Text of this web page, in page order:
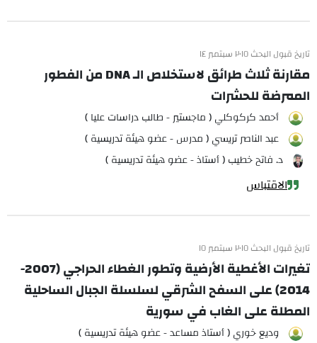
تاريخ قبول البحث ٢٠١٥ سبتمبر ١٤
مقارنة ثلاث طرائق لاستخلاص الـ DNA من الفطور
الممرضة للحشرات
أحمد كركوكلي ( ماجستير - طالب دراسات عليا )
عبد الناصر تريسي ( مدرس - عضو هيئة تدريسية )
د. فاتح خطيب ( أستاذ - عضو هيئة تدريسية )
الاقتباس
تاريخ قبول البحث ٢٠١٥ سبتمبر ١٥
تغيرات الأغطية الأرضية وتطور الغطاء الحراجي (2007-
2014) على السفح الشرقي لسلسلة الجبال الساحلية
المطلة على الغاب في سورية
وديع خوري ( أستاذ مساعد - عضو هيئة تدريسية )